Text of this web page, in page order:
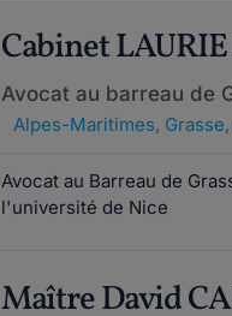
Cabinet
Avocat au barreau de
Alpes-Maritimes,
Avocat au Barreau de
l'université de Nice
Maître David